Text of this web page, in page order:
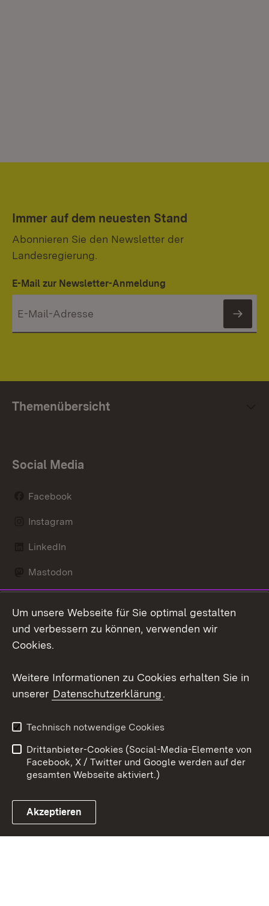
Immer auf dem neuesten Stand
Abonnieren Sie den Newsletter der
Landesregierung.
E-Mail zur Newsletter-Anmeldung
Themenübersicht
Social Media
Facebook
Instagram
LinkedIn
Mastodon
X / Twitter
Youtube
Link zum Landesportal
Kontakt
Datenschutz
Barrierefreiheit
Impressum Cookies
Um unsere Webseite für Sie optimal gestalten
und verbessern zu können, verwenden wir
Cookies.
Weitere Informationen zu Cookies erhalten Sie in
unserer Datenschutzerklärung.
Technisch notwendige Cookies
Drittanbieter-Cookies (Social-Media-Elemente von
Facebook, X / Twitter und Google werden auf der
gesamten Webseite aktiviert.)
Akzeptieren